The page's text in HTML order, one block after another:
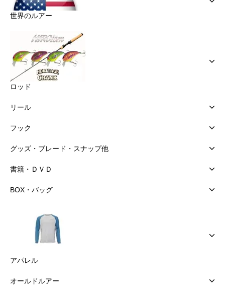
世界のルアー
ロッド
リール
フック
グッズ・ブレード・スナップ他
書籍・ＤＶＤ
BOX・バッグ
アパレル
オールドルアー